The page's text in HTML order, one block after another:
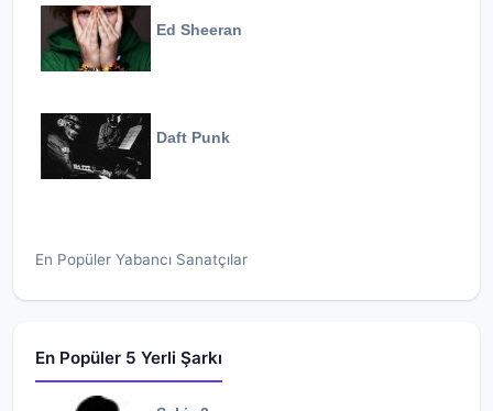
Ed Sheeran
Daft Punk
En Popüler Yabancı Sanatçılar
En Popüler 5 Yerli Şarkı